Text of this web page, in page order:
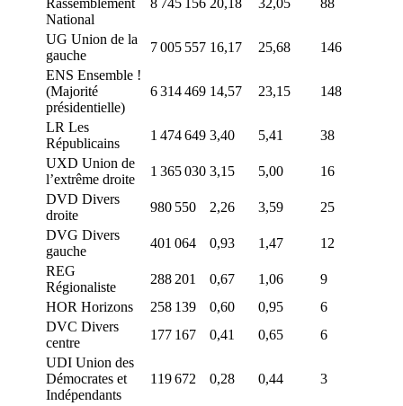
Rassemblement
National
8 745 156 20,18 32,05 88
UG Union de la
gauche
7 005 557 16,17 25,68
146
ENS Ensemble !
(Majorité
présidentielle)
6 314 469 14,57 23,15 148
LR Les
Républicains
1 474 649 3,40 5,41
38
UXD Union de
l’extrême droite
1 365 030 3,15 5,00
16
DVD Divers
droite
980 550 2,26 3,59
25
DVG Divers
gauche
401 064 0,93 1,47
12
REG
Régionaliste
288 201 0,67 1,06
9
HOR Horizons
258 139 0,60 0,95
6
DVC Divers
centre
177 167 0,41 0,65
6
UDI Union des
Démocrates et
Indépendants
119 672 0,28 0,44 3